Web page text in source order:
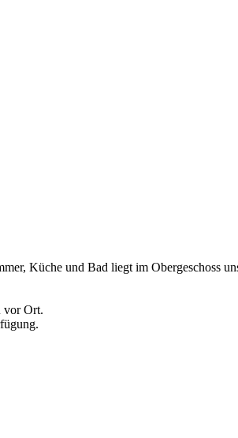
Küche und Bad liegt im Obergeschoss
vor Ort.